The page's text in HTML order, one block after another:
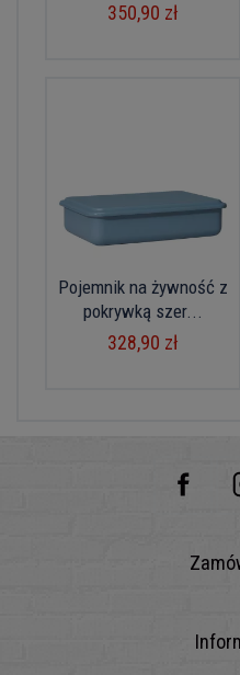
350,90 zł
Pojemnik na żywność z
pokrywką szer...
328,90 zł